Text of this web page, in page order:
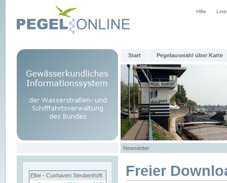
Hilfe
Start Pegelauswahl über Karte
Newsletter
Elbe - Cuxhaven Steubenhöft Freier